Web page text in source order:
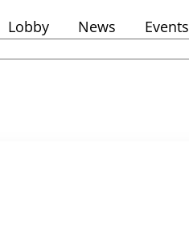
Lobby News Events